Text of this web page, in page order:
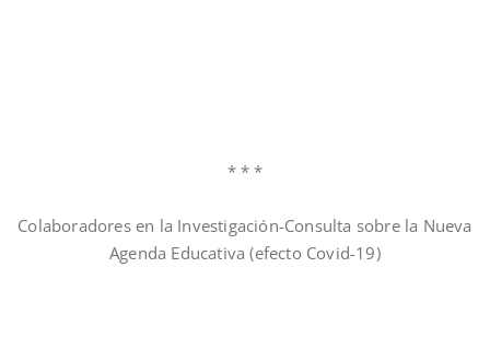
* * *
Colaboradores en la Investigación-Consulta sobre la Nueva
Agenda Educativa (efecto Covid-19)